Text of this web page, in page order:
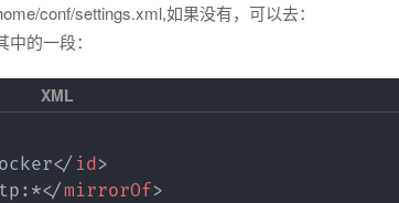
conf/settings.xml,如果没有，可以去：
的一段：
</ id>
</mirrorOf>